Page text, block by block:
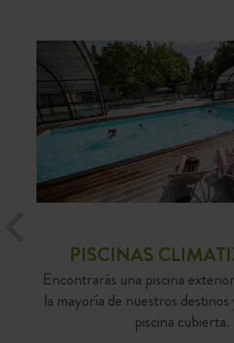
PISCINAS
Encontrarás una piscina
la mayoría de nuestros destinos
piscina cubierta.